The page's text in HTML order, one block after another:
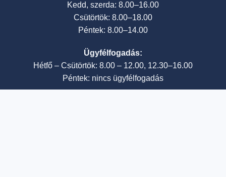
Kedd, szerda: 8.00–16.00
Csütörtök: 8.00–18.00
Péntek: 8.00–14.00
Ügyfélfogadás:
Hétfő – Csütörtök: 8.00 – 12.00, 12.30–16.00
Péntek: nincs ügyfélfogadás